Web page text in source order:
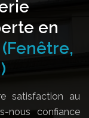
en
(Fenêtre,
satisfaction au
nous confiance